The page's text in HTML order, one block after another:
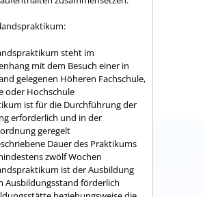
steht im
mit dem Besuch einer in
gelegenen Höheren Fachschule,
oder Hochschule
ist für die Durchführung der
erforderlich und in der
geregelt
Dauer des Praktikums
zwölf Wochen
ist der Ausbildung
Ausbildungsstand förderlich